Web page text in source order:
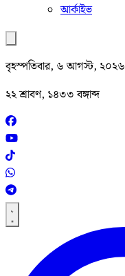
আর্কাইভ
বৃহস্পতিবার, ৬ আগস্ট, ২০২৬
২২ শ্রাবণ, ১৪৩৩ বঙ্গাব্দ